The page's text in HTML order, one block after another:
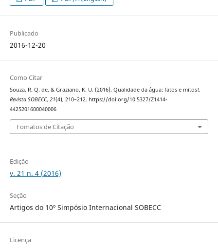
Publicado
2016-12-20
Como Citar
Souza, R. Q. de, & Graziano, K. U. (2016). Qualidade da água: fatos e mitos!.
Revista SOBECC, 21(4), 210–212. https://doi.org/10.5327/Z1414-
4425201600040006
Fomatos de Citação
Edição
v. 21 n. 4 (2016)
Seção
Artigos do 10º Simpósio Internacional SOBECC
Licença